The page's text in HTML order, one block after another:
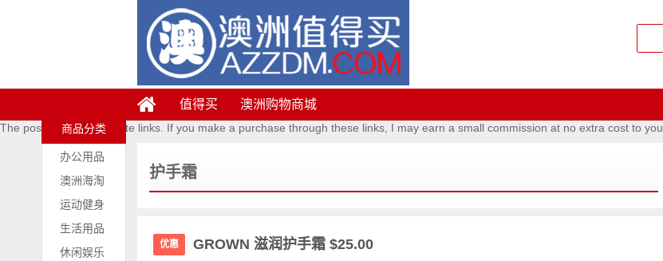
值得买 澳洲购物商城
The posts contains affiliate links. If you make a purchase through these links, I may earn a small commission at no extra cost to you.
商品分类
办公用品
澳洲海淘
运动健身
生活用品
休闲娱乐
护手霜
优惠 GROWN 滋润护手霜 $25.00